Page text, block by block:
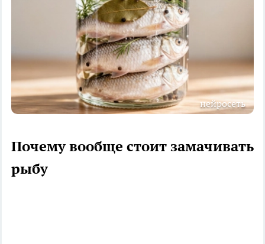
нейросеть
Почему вообще стоит замачивать
рыбу